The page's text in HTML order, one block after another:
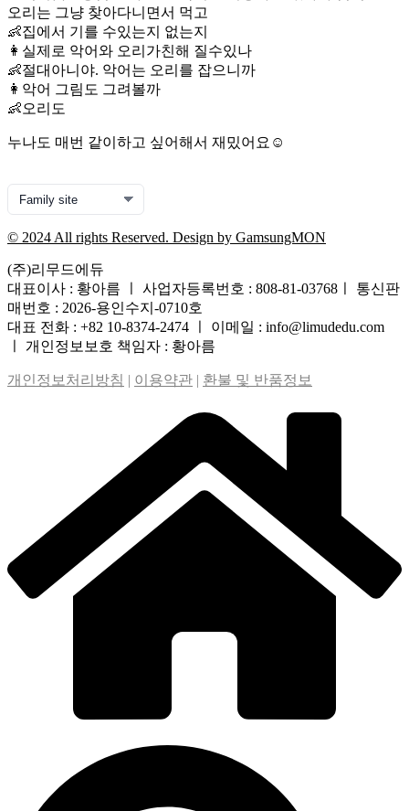
오리는 그냥 찾아다니면서 먹고
👶집에서 기를 수있는지 없는지
👩실제로 악어와 오리가친해 질수있나
👶절대아니야. 악어는 오리를 잡으니까
👩악어 그림도 그려볼까
👶오리도
누나도 매번 같이하고 싶어해서 재밌어요☺️
© 2024 All rights Reserved. Design by GamsungMON
(주)리무드에듀
대표이사 : 황아름 ㅣ 사업자등록번호 : 808-81-03768ㅣ 통신판
매번호 : 2026-용인수지-0710호
대표 전화 : +82 10-8374-2474 ㅣ 이메일 : info@limudedu.com
ㅣ 개인정보보호 책임자 : 황아름
개인정보처리방침 | 이용약관 | 환불 및 반품정보